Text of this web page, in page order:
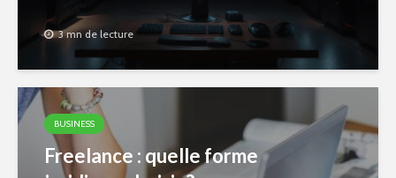
3 mn de lecture
BUSINESS
Freelance : quelle forme